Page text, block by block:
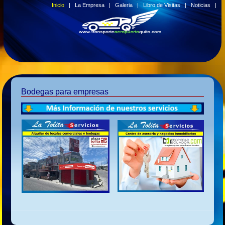
Inicio |La Empresa |Galeria |Libro de Visitas|Noticias |
Bodegas para empresas